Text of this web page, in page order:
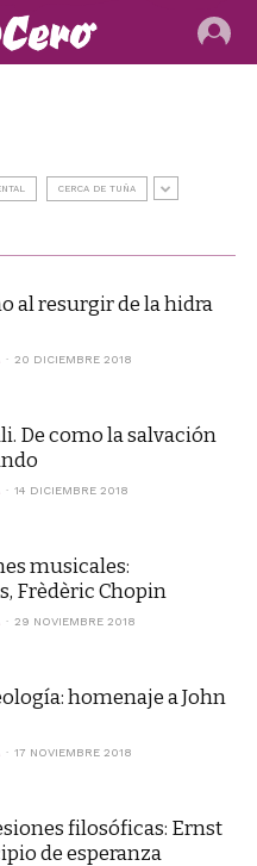
CERCA DE TUÑA
al resurgir de la hidra
20 DICIEMBRE 2018
De como la salvación
14 DICIEMBRE 2018
musicales:
Frèdèric Chopin
29 NOVIEMBRE 2018
homenaje a John
17 NOVIEMBRE 2018
filosóficas: Ernst
de esperanza